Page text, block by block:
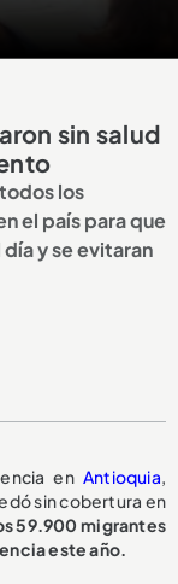
sin salud
los
el país para que
y se evitaran
en Antioquia,
sin cobertura en
59.900 migrantes
este año.